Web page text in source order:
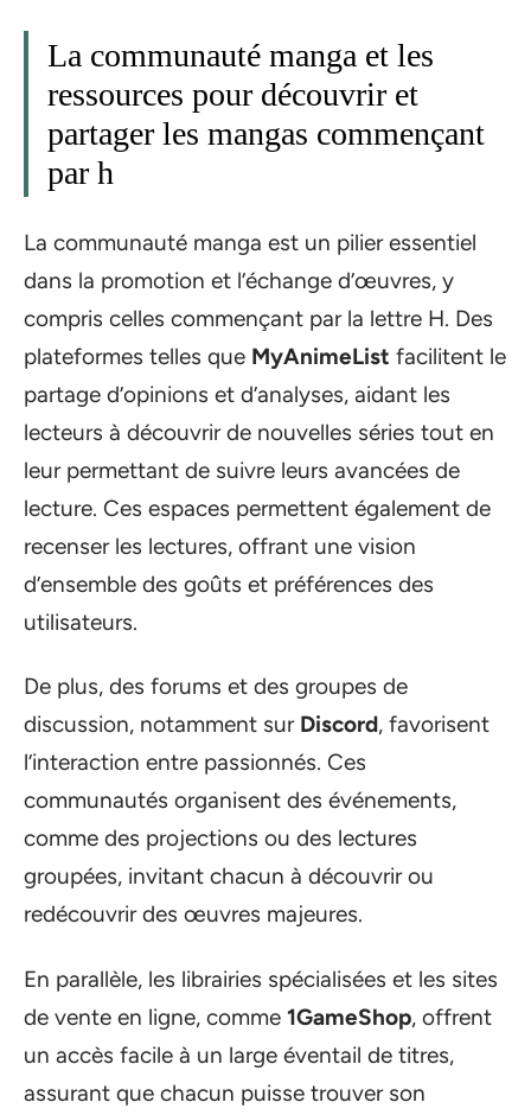
La communauté manga et les
ressources pour découvrir et
partager les mangas commençant
par h
La communauté manga est un pilier essentiel
dans la promotion et l’échange d’œuvres, y
compris celles commençant par la lettre H. Des
plateformes telles que MyAnimeList facilitent le
partage d’opinions et d’analyses, aidant les
lecteurs à découvrir de nouvelles séries tout en
leur permettant de suivre leurs avancées de
lecture. Ces espaces permettent également de
recenser les lectures, offrant une vision
d’ensemble des goûts et préférences des
utilisateurs.
De plus, des forums et des groupes de
discussion, notamment sur Discord, favorisent
l’interaction entre passionnés. Ces
communautés organisent des événements,
comme des projections ou des lectures
groupées, invitant chacun à découvrir ou
redécouvrir des œuvres majeures.
En parallèle, les librairies spécialisées et les sites
de vente en ligne, comme 1GameShop, offrent
un accès facile à un large éventail de titres,
assurant que chacun puisse trouver son